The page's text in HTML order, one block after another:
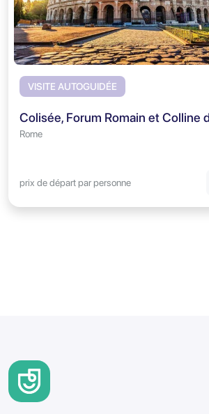
VISITE AUTOGUIDÉE
Rome
prix de départ par personne